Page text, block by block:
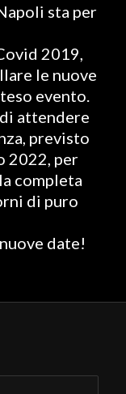
sta per
2019,
le nuove
evento.
attendere
previsto
2022, per
completa
di puro
date!